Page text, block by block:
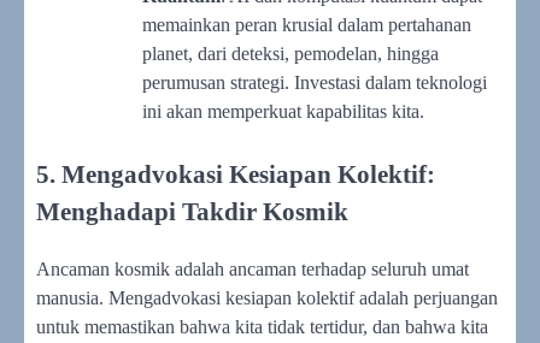
memainkan peran krusial dalam pertahanan
planet, dari deteksi, pemodelan, hingga
perumusan strategi. Investasi dalam teknologi
ini akan memperkuat kapabilitas kita.
5. Mengadvokasi Kesiapan Kolektif:
Menghadapi Takdir Kosmik
Ancaman kosmik adalah ancaman terhadap seluruh umat
manusia. Mengadvokasi kesiapan kolektif adalah perjuangan
untuk memastikan bahwa kita tidak tertidur, dan bahwa kita